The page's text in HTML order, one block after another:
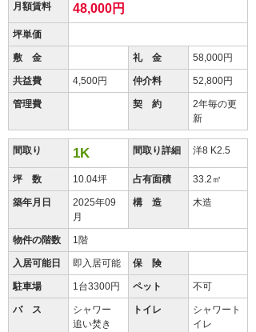
月額賃料 48,000円
坪単価
敷 金 礼 金 58,000円
共益費 4,500円 仲介料 52,800円
管理費 契 約
2年毎の更
新
間取り 1K 間取り詳細 洋8 K2.5
坪 数 10.04坪 占有面積 33.2㎡
築年月日
2025年09
月
構 造 木造
物件の階数 1階
入居可能日 即入居可能 保 険
駐車場 1台3300円 ペット 不可
バ ス
シャワー
追い焚き
トイレ
シャワート
イレ